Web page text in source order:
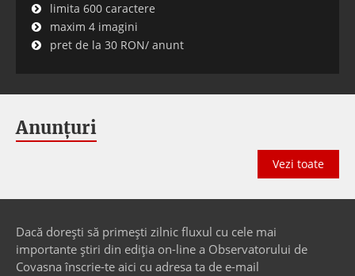
limita 600 caractere
maxim 4 imagini
pret de la 30 RON/ anunt
Anunțuri
Vezi toate
Dacă dorești să primești zilnic fluxul cu cele mai
importante știri din ediția on-line a Observatorului de
Covasna înscrie-te aici cu adresa ta de e-mail